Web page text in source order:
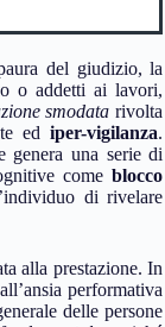
del giudizio, la
o addetti ai lavori,
smodata rivolta
ediper-vigilanza.
genera una serie di
comeblocco
di rivelare
alla prestazione. In
performativa
delle persone